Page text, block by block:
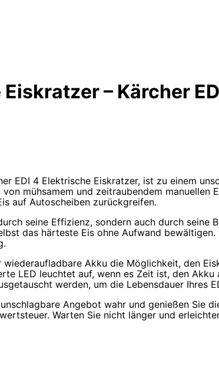
– Kärcher
EDI 4 Elektrische Eiskratzer, ist zu einem
mühsamem und zeitraubendem
auf Autoscheiben zurückgreifen.
seine Effizienz, sondern auch durch
das härteste Eis ohne Aufwand
Akku die Möglichkeit, den
LED leuchtet auf, wenn es Zeit ist, den
werden, um die Lebensdauer Ihres
Angebot wahr und genießen Sie
Warten Sie nicht länger und